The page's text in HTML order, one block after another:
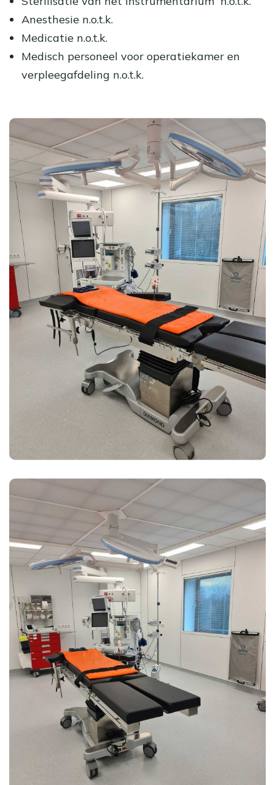
Anesthesie n.o.t.k.
Medicatie n.o.t.k.
Medisch personeel voor operatiekamer en
verpleegafdeling n.o.t.k.